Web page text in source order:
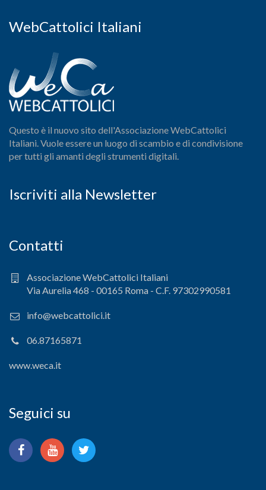
WebCattolici Italiani
Questo è il nuovo sito dell'Associazione WebCattolici
Italiani. Vuole essere un luogo di scambio e di condivisione
per tutti gli amanti degli strumenti digitali.
Iscriviti alla Newsletter
Contatti
Associazione WebCattolici Italiani
Via Aurelia 468 - 00165 Roma - C.F. 97302990581
info@webcattolici.it
06.87165871
www.weca.it
Seguici su